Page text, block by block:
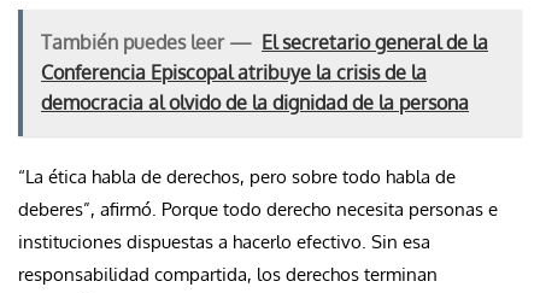
También puedes leer — El secretario general de la
Conferencia Episcopal atribuye la crisis de la
democracia al olvido de la dignidad de la persona
“La ética habla de derechos, pero sobre todo habla de
deberes”, afirmó. Porque todo derecho necesita personas e
instituciones dispuestas a hacerlo efectivo. Sin esa
responsabilidad compartida, los derechos terminan